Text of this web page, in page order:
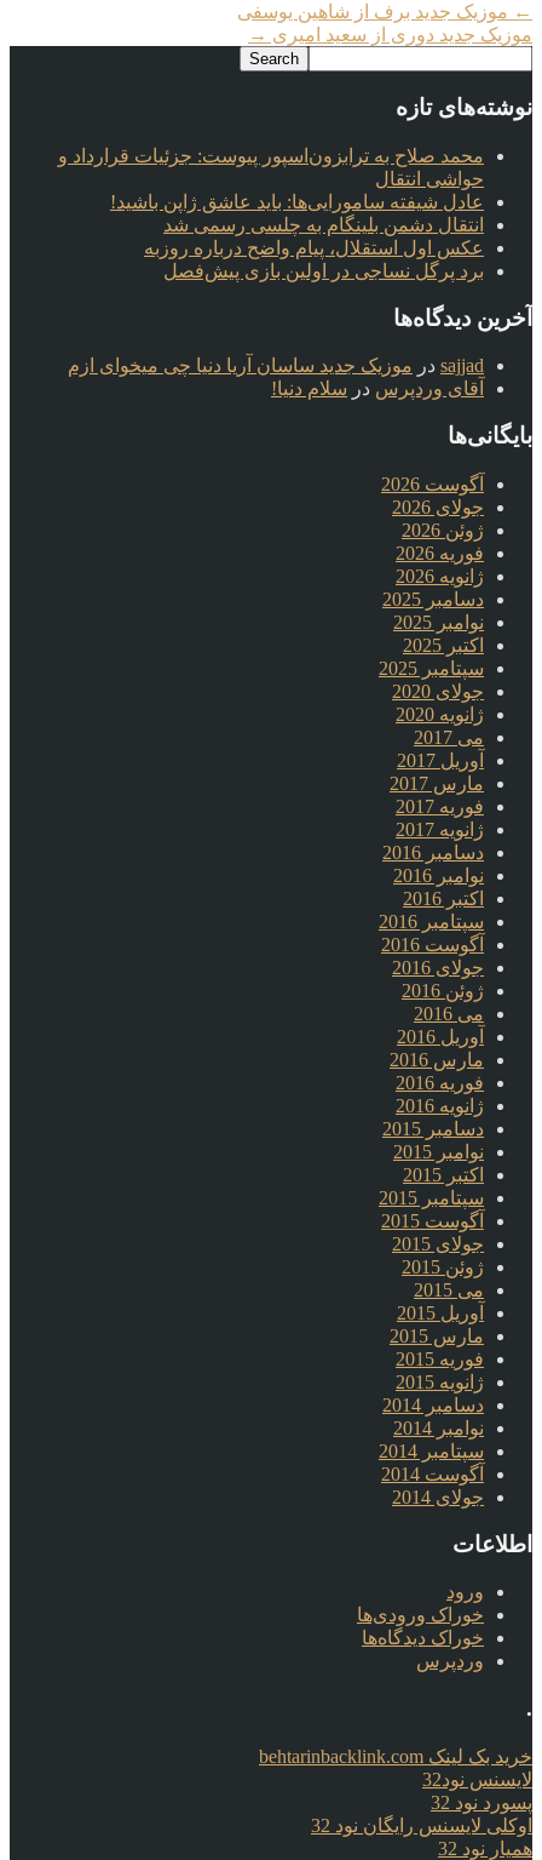
← موزیک جدید برف از شاهین یوسفی
موزیک جدید دوری از سعید امیری →
نوشته‌های تازه
محمد صلاح به ترابزون‌اسپور پیوست: جزئیات قرارداد و
حواشی انتقال
عادل شیفته سامورایی‌ها: باید عاشق ژاپن باشید!
انتقال دشمن بلینگام به چلسی رسمی شد
عکس اول استقلال، پیام واضح درباره روزبه
برد پرگل نساجی در اولین بازی پیش‌فصل
آخرین دیدگاه‌ها
sajjad در موزیک جدید ساسان آریا دنیا چی میخوای ازم
آقای وردپرس در سلام دنیا!
بایگانی‌ها
آگوست 2026
جولای 2026
ژوئن 2026
فوریه 2026
ژانویه 2026
دسامبر 2025
نوامبر 2025
اکتبر 2025
سپتامبر 2025
جولای 2020
ژانویه 2020
می 2017
آوریل 2017
مارس 2017
فوریه 2017
ژانویه 2017
دسامبر 2016
نوامبر 2016
اکتبر 2016
سپتامبر 2016
آگوست 2016
جولای 2016
ژوئن 2016
می 2016
آوریل 2016
مارس 2016
فوریه 2016
ژانویه 2016
دسامبر 2015
نوامبر 2015
اکتبر 2015
سپتامبر 2015
آگوست 2015
جولای 2015
ژوئن 2015
می 2015
آوریل 2015
مارس 2015
فوریه 2015
ژانویه 2015
دسامبر 2014
نوامبر 2014
سپتامبر 2014
آگوست 2014
جولای 2014
اطلاعات
ورود
خوراک ورودی‌ها
خوراک دیدگاه‌ها
وردپرس
.
خرید بک لینک behtarinbacklink.com
لایسنس نود32
پسورد نود 32
اوکلی لایسنس رایگان نود 32
همیار نود 32